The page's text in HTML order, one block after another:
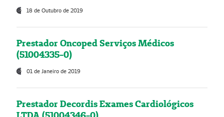
18 de Outubro de 2019
Prestador Oncoped Serviços Médicos
(51004335-0)
01 de Janeiro de 2019
Prestador Decordis Exames Cardiológicos